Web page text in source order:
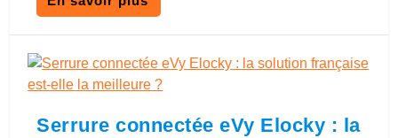
Serrure connectée eVy Elocky : la